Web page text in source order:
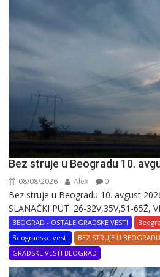
Bez struje u Beogradu 10.
08/08/2026 Alex 0
Bez struje u Beogradu 10. avgust
SLANAČKI PUT: 26-32V,35V,51-65Ž,
BEOGRAD - OSTALE GRADSKE VESTI
Beogradske vesti
BEZ STRUJE U BEOGRADU
GRADSKE VESTI BEOGRAD